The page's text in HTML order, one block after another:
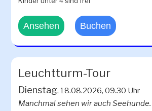
Ansehen Buchen
Leuchtturm-Tour
Dienstag, 18.08.2026, 09.30 Uhr
Manchmal sehen wir auch Seehunde.